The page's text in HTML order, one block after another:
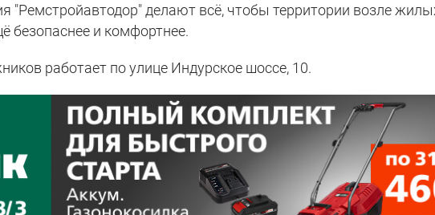
"Ремстройавтодор" делают всё, чтобы территории возле
безопаснее и комфортнее.
работает по улице Индурское шоссе, 10.